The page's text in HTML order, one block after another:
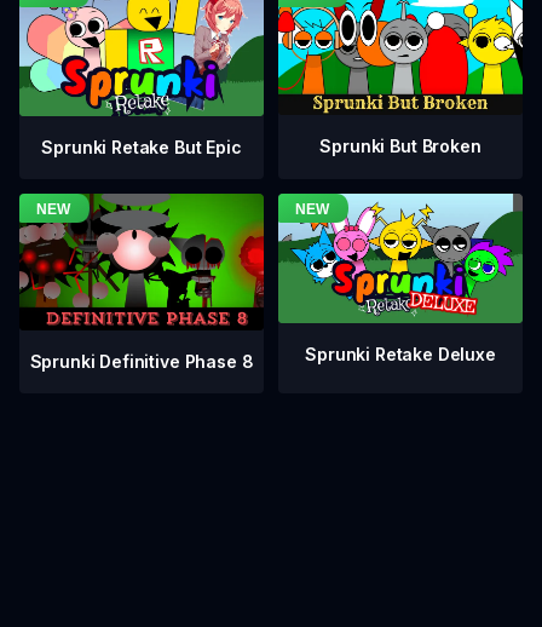
Sprunki Retake But Epic Sprunki But Broken
Sprunki Definitive Phase 8 Sprunki Retake Deluxe